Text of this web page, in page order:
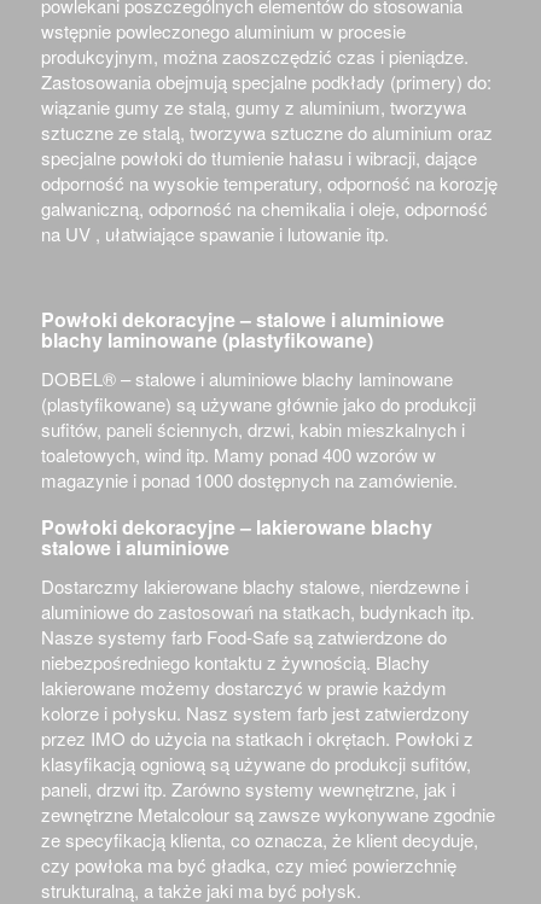
wstępnie powleczonego aluminium w procesie
produkcyjnym, można zaoszczędzić czas i pieniądze.
Zastosowania obejmują specjalne podkłady (primery) do:
wiązanie gumy ze stalą, gumy z aluminium, tworzywa
sztuczne ze stalą, tworzywa sztuczne do aluminium oraz
specjalne powłoki do tłumienie hałasu i wibracji, dające
odporność na wysokie temperatury, odporność na korozję
galwaniczną, odporność na chemikalia i oleje, odporność
na UV , ułatwiające spawanie i lutowanie itp.
Powłoki dekoracyjne – stalowe i aluminiowe
blachy laminowane (plastyfikowane)
DOBEL® –stalowe i aluminiowe blachy laminowane
(plastyfikowane) są używane głównie jako do produkcji
sufitów, paneli ściennych, drzwi, kabin mieszkalnych i
toaletowych, wind itp. Mamy ponad 400 wzorów w
magazynie i ponad 1000 dostępnych na zamówienie.
Powłoki dekoracyjne – lakierowane blachy
stalowe i aluminiowe
Dostarczmy lakierowane blachy stalowe, nierdzewne i
aluminiowe do zastosowań na statkach, budynkach itp.
Nasze systemy farb Food-Safe są zatwierdzone do
niebezpośredniego kontaktu z żywnością. Blachy
lakierowane możemy dostarczyć w prawie każdym
kolorze i połysku. Nasz system farb jest zatwierdzony
przez IMO do użycia na statkach i okrętach. Powłoki z
klasyfikacją ogniową są używane do produkcji sufitów,
paneli, drzwi itp. Zarówno systemy wewnętrzne, jak i
zewnętrzne Metalcolour są zawsze wykonywane zgodnie
ze specyfikacją klienta, co oznacza, że klient decyduje,
czy powłoka ma być gładka, czy mieć powierzchnię
strukturalną, a także jaki ma być połysk.